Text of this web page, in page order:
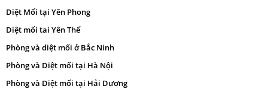
Diệt Mối tại Yên Phong
Diệt mối tai Yên Thế
Phòng và diệt mối ở Bắc Ninh
Phòng và Diệt mối tại Hà Nội
Phòng và Diệt mối tại Hải Dương